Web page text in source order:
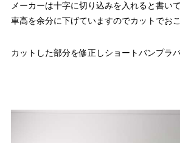
メーカーは十字に切り込みを入れると書い
車高を余分に下げていますのでカットでおこ
カットした部分を修正しショートバンプラ